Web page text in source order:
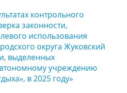
контрольного
законности,
использования
округа Жуковский
выделенных
учреждению
в 2025 году»